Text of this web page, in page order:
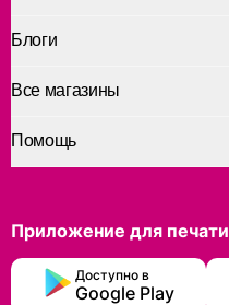
Помощь
Блоги
Все магазины
Приложение для печати
Доступно в
Google Play